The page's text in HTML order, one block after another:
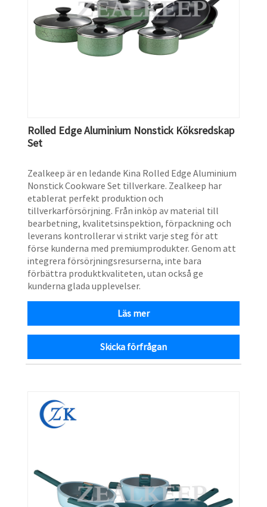
Rolled Edge Aluminium Nonstick Köksredskap
Set
Zealkeep är en ledande Kina Rolled Edge Aluminium
Nonstick Cookware Set tillverkare. Zealkeep har
etablerat perfekt produktion och
tillverkarförsörjning. Från inköp av material till
bearbetning, kvalitetsinspektion, förpackning och
leverans kontrollerar vi strikt varje steg för att
förse kunderna med premiumprodukter. Genom att
integrera försörjningsresurserna, inte bara
förbättra produktkvaliteten, utan också ge
kunderna glada upplevelser.
Läs mer
Skicka förfrågan